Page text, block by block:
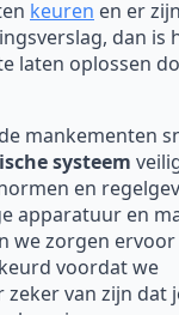
keuren en er
dan is
laten oplossen
mankementen
systeem
en
apparatuur en
we zorgen
voordat we
van zijn dat